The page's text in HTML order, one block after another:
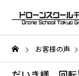
お客様の声